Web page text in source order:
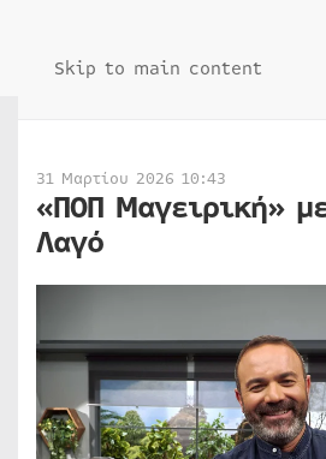
Skip to main content
31 Μαρτίου 2026 10:43
«ΠΟΠ Μαγειρική»
Λαγό